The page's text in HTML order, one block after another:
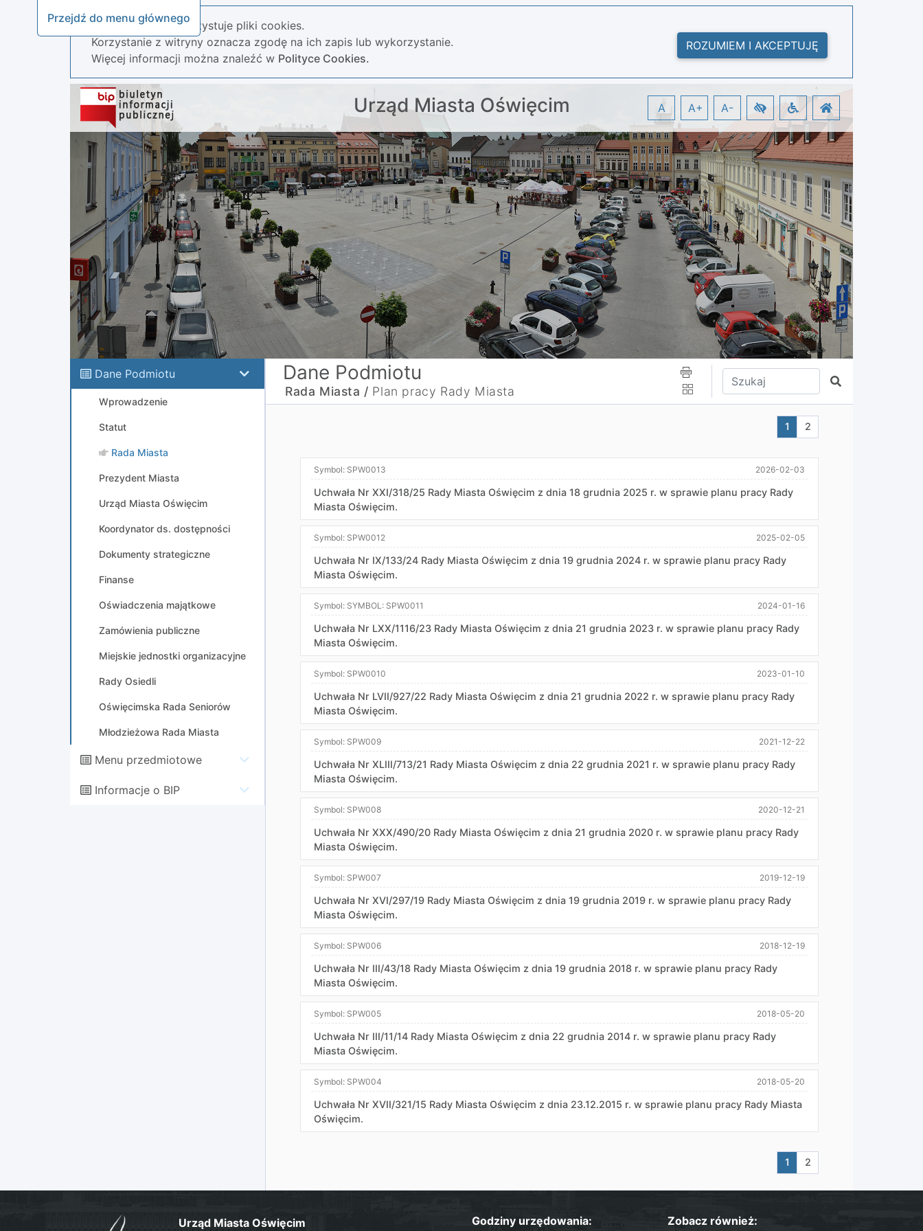
Przejdź do menu głównego
Nasza strona wykorzystuje pliki cookies.
Korzystanie z witryny oznacza zgodę na ich zapis lub wykorzystanie.
Więcej informacji można znaleźć w Polityce Cookies.
ROZUMIEM I AKCEPTUJĘ
Urząd Miasta Oświęcim A A+ A-
Dane Podmiotu
Wprowadzenie
Statut
Rada Miasta
Prezydent Miasta
Urząd Miasta Oświęcim
Koordynator ds. dostępności
Dokumenty strategiczne
Finanse
Oświadczenia majątkowe
Zamówienia publiczne
Miejskie jednostki organizacyjne
Rady Osiedli
Oświęcimska Rada Seniorów
Młodzieżowa Rada Miasta
Menu przedmiotowe
Informacje o BIP
Dane Podmiotu
Rada Miasta / Plan pracy Rady Miasta
Wpisz tekst do wyszukania
Szukaj
Aktualna strona nr 1
1 Przejdź do strony nr 2
2
Symbol: SPW0013 2026-02-03
Uchwała Nr XXI/318/25 Rady Miasta Oświęcim z dnia 18 grudnia 2025 r. w sprawie planu pracy Rady
Miasta Oświęcim.
Symbol: SPW0012 2025-02-05
Uchwała Nr IX/133/24 Rady Miasta Oświęcim z dnia 19 grudnia 2024 r. w sprawie planu pracy Rady
Miasta Oświęcim.
Symbol: SYMBOL: SPW0011 2024-01-16
Uchwała Nr LXX/1116/23 Rady Miasta Oświęcim z dnia 21 grudnia 2023 r. w sprawie planu pracy Rady
Miasta Oświęcim.
Symbol: SPW0010 2023-01-10
Uchwała Nr LVII/927/22 Rady Miasta Oświęcim z dnia 21 grudnia 2022 r. w sprawie planu pracy Rady
Miasta Oświęcim.
Symbol: SPW009 2021-12-22
Uchwała Nr XLIII/713/21 Rady Miasta Oświęcim z dnia 22 grudnia 2021 r. w sprawie planu pracy Rady
Miasta Oświęcim.
Symbol: SPW008 2020-12-21
Uchwała Nr XXX/490/20 Rady Miasta Oświęcim z dnia 21 grudnia 2020 r. w sprawie planu pracy Rady
Miasta Oświęcim.
Symbol: SPW007 2019-12-19
Uchwała Nr XVI/297/19 Rady Miasta Oświęcim z dnia 19 grudnia 2019 r. w sprawie planu pracy Rady
Miasta Oświęcim.
Symbol: SPW006 2018-12-19
Uchwała Nr III/43/18 Rady Miasta Oświęcim z dnia 19 grudnia 2018 r. w sprawie planu pracy Rady
Miasta Oświęcim.
Symbol: SPW005 2018-05-20
Uchwała Nr III/11/14 Rady Miasta Oświęcim z dnia 22 grudnia 2014 r. w sprawie planu pracy Rady
Miasta Oświęcim.
Symbol: SPW004 2018-05-20
Uchwała Nr XVII/321/15 Rady Miasta Oświęcim z dnia 23.12.2015 r. w sprawie planu pracy Rady Miasta
Oświęcim.
Aktualna strona nr 1
1 Przejdź do strony nr 2
2
Urząd Miasta Oświęcim Godziny urzędowania: Zobacz również: